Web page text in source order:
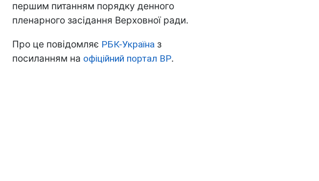
першим питанням порядку денного
пленарного засідання Верховної ради.
Про це повідомляє РБК-Україна з
посиланням на офіційний портал ВР.